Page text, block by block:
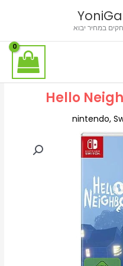
במחיר יבוא
Hello
nintendo,